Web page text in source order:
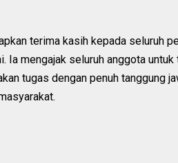
terima kasih kepada seluruh
Ia mengajak seluruh anggota untuk
tugas dengan penuh tanggung